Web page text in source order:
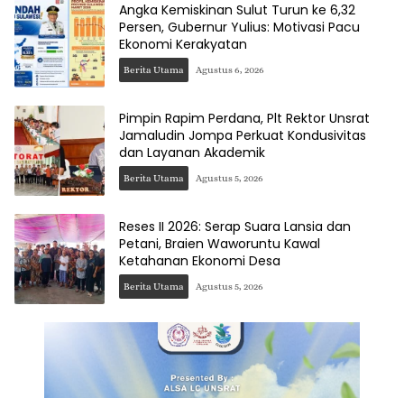
Angka Kemiskinan Sulut Turun ke 6,32
Persen, Gubernur Yulius: Motivasi Pacu
Ekonomi Kerakyatan
Berita Utama Agustus 6, 2026
Pimpin Rapim Perdana, Plt Rektor Unsrat
Jamaludin Jompa Perkuat Kondusivitas
dan Layanan Akademik
Berita Utama Agustus 5, 2026
Reses II 2026: Serap Suara Lansia dan
Petani, Braien Waworuntu Kawal
Ketahanan Ekonomi Desa
Berita Utama Agustus 5, 2026